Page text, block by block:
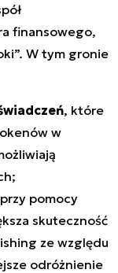
finansowego,
W tym gronie
, które
w
pomocy
skuteczność
ze względu
odróżnienie